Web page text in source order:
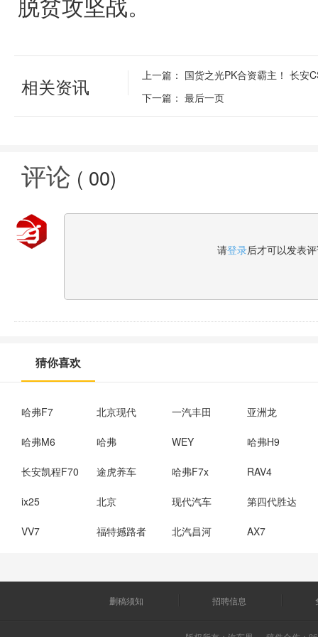
相关资讯 上一篇： 国货之光PK合资霸主！ 长安
下一篇： 最后一页
评论 ( 00)
请登录后才可以发表
猜你喜欢
哈弗F7 北京现代 一汽丰田 亚洲龙
哈弗M6 哈弗 WEY 哈弗H9
长安凯程F70 途虎养车 哈弗F7x RAV4
ix25 北京 现代汽车 第四代胜达
VV7 福特撼路者 北汽昌河 AX7
删稿须知 招聘信息